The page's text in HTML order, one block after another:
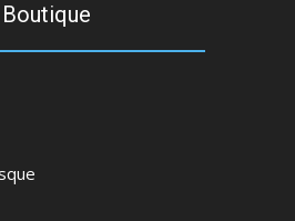
Boutique